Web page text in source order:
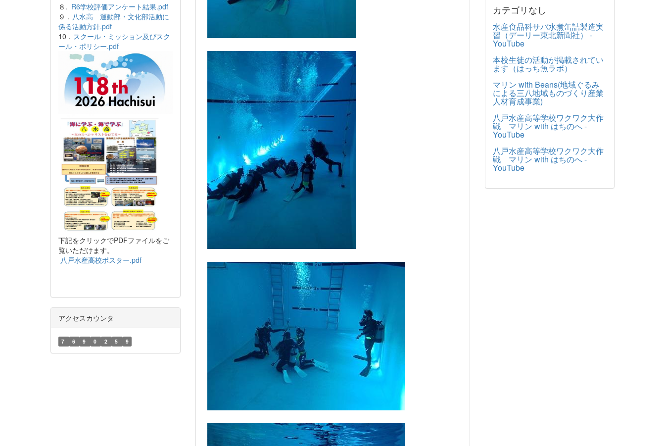
８. R6学校評価アンケート結果.pdf
９． 八水高 運動部・文化部活動に
係る活動方針.pdf
10． スクール・ミッション及びスク
ール・ポリシー.pdf
下記をクリックでPDFファイルをご
覧いただけます。
八戸水産高校ポスター.pdf
アクセスカウンタ
7 6 9 0 2 5 9
カテゴリなし
水産食品科サバ水煮缶詰製造実
習（デーリー東北新聞社） -
YouTube
本校生徒の活動が掲載されてい
ます（はっち魚ラボ）
マリン with Beans(地域ぐるみ
による三八地域ものづくり産業
人材育成事業)
八戸水産高等学校ワクワク大作
戦 マリン with はちのへ -
YouTube
八戸水産高等学校ワクワク大作
戦 マリン with はちのへ -
YouTube